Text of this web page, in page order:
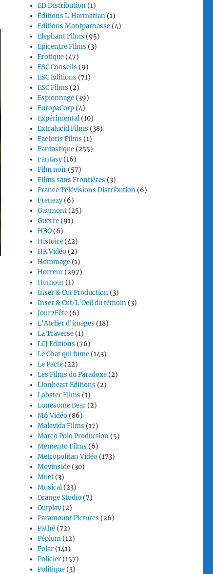
ED Distribution (1)
Éditions L'Harmattan (1)
Editions Montparnasse (4)
Elephant Films (95)
Epicentre Films (3)
Erotique (47)
ESC Conseils (9)
ESC Editions (71)
ESC Films (2)
Espionnage (39)
EuropaCorp (4)
Expérimental (10)
Extralucid Films (38)
Factoris Films (1)
Fantastique (255)
Fantasy(16)
Film noir (57)
Films sans Frontières (3)
France Télévisions Distribution (6)
Frenezy(6)
Gaumont (25)
Guerre (91)
HBO (6)
Histoire (42)
HK Vidéo (2)
Hommage (1)
Horreur (297)
Humour (1)
Inser & Cut Production (3)
Inser & Cut/L’Oeil du témoin (3)
Jour2Fête (6)
L'Atelier d'images (18)
La Traverse (1)
LCJ Editions (76)
Le Chat qui fume (143)
Le Pacte (22)
Les Films du Paradoxe (2)
Lionheart Editions (2)
Lobster Films (1)
Lonesome Bear (2)
M6 Vidéo (86)
Malavida Films (17)
Marco Polo Production (5)
Memento Films (6)
Metropolitan Vidéo (173)
Movinside (30)
Muet (3)
Musical (23)
Orange Studio (7)
Outplay(2)
Paramount Pictures (26)
Pathé (72)
Péplum (12)
Polar (141)
Policier (157)
Politique (3)